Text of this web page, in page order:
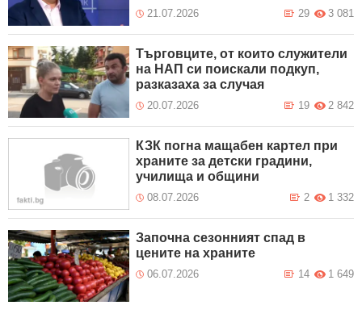
21.07.2026 3 081
29
Търговците, от които служители
на НАП си поискали подкуп,
разказаха за случая
20.07.2026 2 842
19
КЗК погна мащабен картел при
храните за детски градини,
училища и общини
08.07.2026 1 332
2
Започна сезонният спад в
цените на храните
06.07.2026 1 649
14